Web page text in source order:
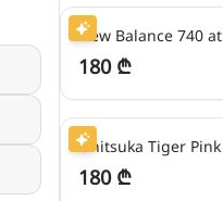
180 ₾
45₾/თვეში
Onitsuka Tiger Pink
180 ₾